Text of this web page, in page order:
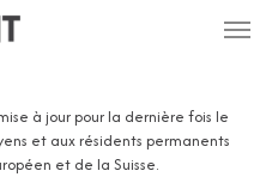
Menu
à jour pour la dernière fois le
et aux résidents permanents
et de la Suisse.